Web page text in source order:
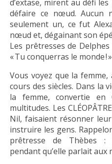
d’extase, mirent au défi
défaire ce nœud. Aucun
seulement un, ce fut
nœud et, dégainant son
Les prêtresses de
« Tu conquerras le monde !
Vous voyez que la
cours des siècles. Dans la
la femme, convertie en
multitudes. Les
Nil, faisaient résonner
instruire les gens.
prêtresse de Thèbes :
pendant qu’elle parlait aux